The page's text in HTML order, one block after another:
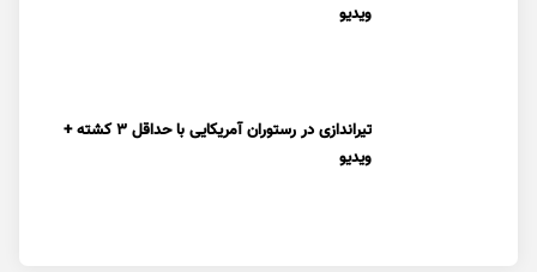
ویدیو
تیراندازی در رستوران آمریکایی با حداقل ۳ کشته +
ویدیو